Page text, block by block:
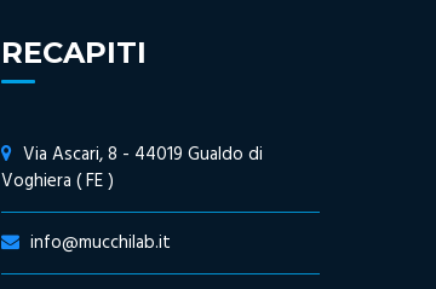
RECAPITI
Via Ascari, 8 - 44019 Gualdo di
Voghiera ( FE )
info@mucchilab.it